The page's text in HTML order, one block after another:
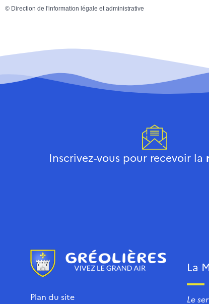
© Direction de l'information légale et administrative
Inscrivez-vous pour recevoir la
Plan du site
La
Le